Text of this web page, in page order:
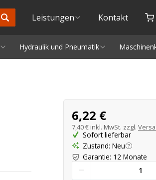
Leistungen Kontakt
Hydraulik und Pneumatik
6,22 €
7,40 € inkl. MwSt. zzgl.
Sofort lieferbar
Zustand:Neu
Garantie: 12 Monate
-